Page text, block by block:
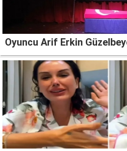
Oyuncu Arif Erkin